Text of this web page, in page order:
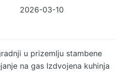
2026-03-10
u prizemlju stambene
na gas Izdvojena kuhinja